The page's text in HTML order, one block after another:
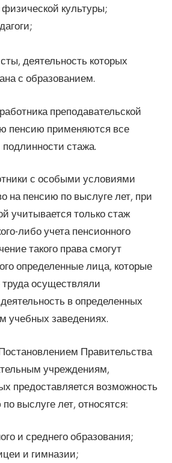
культуры;
деятельность которых
с образованием.
преподавательской
пенсию применяются все
стажа.
с особыми условиями
на пенсию по выслуге лет, при
учитывается только стаж
либо учета пенсионного
такого права смогут
определенные лица, которые
труда осуществляли
в определенных
учебных заведениях.
Правительства
учреждениям,
предоставляется возможность
выслуге лет, относятся:
и среднего образования;
и гимназии;